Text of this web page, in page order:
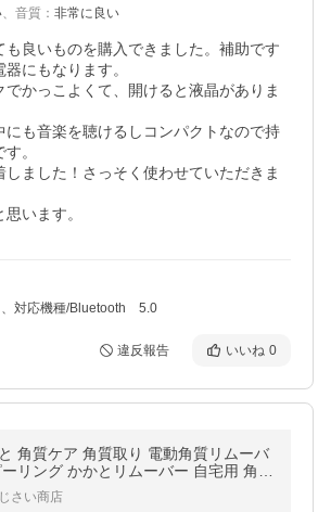
、 音質 ： 非常に良い
も良いものを購入できました。補助です
にもなります。
でかっこよくて、開けると液晶がありま
にも音楽を聴けるしコンパクトなので持
。
しました！さっそく使わせていただきま
います。
、対応機種/Bluetooth 5.0
違反報告 いいね 0
角質ケア 角質取り 電動角質リムーバ
かとリムーバー 自宅用 角質
び割れ 3種類ローラー付き 丸洗い 水
さい商店